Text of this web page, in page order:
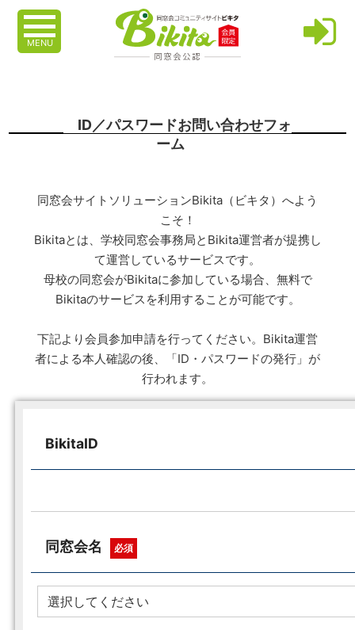
MENU
ID／パスワードお問い合わせフォ
ーム
同窓会サイトソリューションBikita（ビキタ）へよう
こそ！
Bikitaとは、学校同窓会事務局とBikita運営者が提携し
て運営しているサービスです。
母校の同窓会がBikitaに参加している場合、無料で
Bikitaのサービスを利用することが可能です。
下記より会員参加申請を行ってください。Bikita運営
者による本人確認の後、「ID・パスワードの発行」が
行われます。
BikitaID
同窓会名 必須